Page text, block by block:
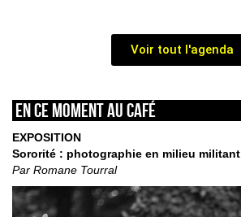
Voir tout l'agenda
En ce moment au café
EXPOSITION
Sororité : photographie en milieu militant
Par Romane Tourral